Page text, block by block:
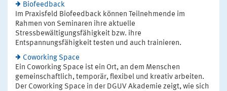
Biofeedback
Im Praxisfeld Biofeedback können Teilnehmende im
Rahmen von Seminaren ihre aktuelle
Stressbewältigungsfähigkeit bzw. ihre
Entspannungsfähigkeit testen und auch trainieren.
Coworking Space
Ein Coworking Space ist ein Ort, an dem Menschen
gemeinschaftlich, temporär, flexibel und kreativ arbeiten.
Der Coworking Space in der DGUV Akademie zeigt, wie sich